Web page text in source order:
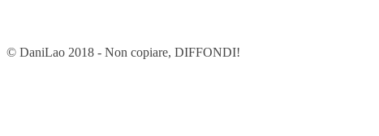
© DaniLao 2018 - Non copiare, DIFFONDI!